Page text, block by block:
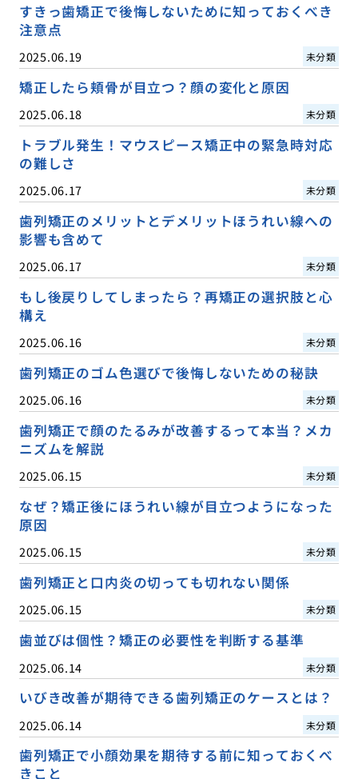
すきっ歯矯正で後悔しないために知っておくべき
注意点
2025.06.19 未分類
矯正したら頬骨が目立つ？顔の変化と原因
2025.06.18 未分類
トラブル発生！マウスピース矯正中の緊急時対応
の難しさ
2025.06.17 未分類
歯列矯正のメリットとデメリットほうれい線への
影響も含めて
2025.06.17 未分類
もし後戻りしてしまったら？再矯正の選択肢と心
構え
2025.06.16 未分類
歯列矯正のゴム色選びで後悔しないための秘訣
2025.06.16 未分類
歯列矯正で顔のたるみが改善するって本当？メカ
ニズムを解説
2025.06.15 未分類
なぜ？矯正後にほうれい線が目立つようになった
原因
2025.06.15 未分類
歯列矯正と口内炎の切っても切れない関係
2025.06.15 未分類
歯並びは個性？矯正の必要性を判断する基準
2025.06.14 未分類
いびき改善が期待できる歯列矯正のケースとは？
2025.06.14 未分類
歯列矯正で小顔効果を期待する前に知っておくべ
きこと